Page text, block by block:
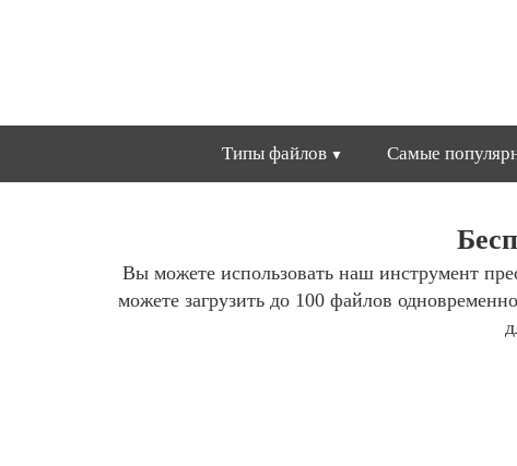
Типы файлов Самые
Вы можете использовать наш инструмент
можете загрузить до 100 файлов